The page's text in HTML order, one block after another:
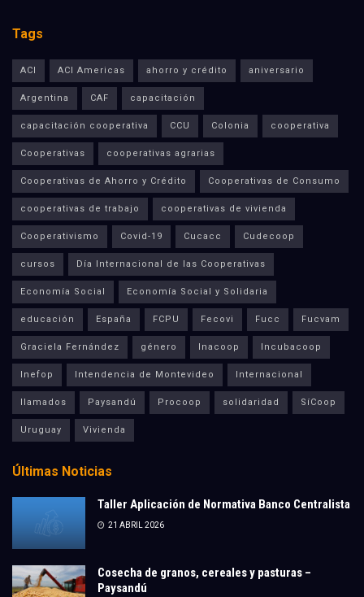
Tags
ACI ACI Americas ahorro y crédito aniversario
Argentina CAF capacitación
capacitación cooperativa CCU Colonia cooperativa
Cooperativas cooperativas agrarias
Cooperativas de Ahorro y Crédito Cooperativas de Consumo
cooperativas de trabajo cooperativas de vivienda
Cooperativismo Covid-19 Cucacc Cudecoop
cursos Día Internacional de las Cooperativas
Economía Social Economía Social y Solidaria
educación España FCPU Fecovi Fucc Fucvam
Graciela Fernández género Inacoop Incubacoop
Inefop Intendencia de Montevideo Internacional
llamados Paysandú Procoop solidaridad SíCoop
Uruguay Vivienda
Últimas Noticias
Taller Aplicación de Normativa Banco Centralista
21 ABRIL 2026
Cosecha de granos, cereales y pasturas –
Paysandú